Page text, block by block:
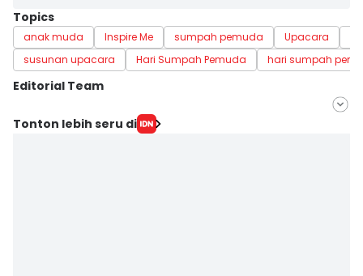
Topics
anak muda Inspire Me sumpah pemuda Upacara
susunan upacara
Hari Sumpah Pemuda hari sumpah
Editorial Team
Editor
Tonton lebih seru di